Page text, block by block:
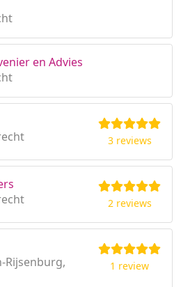
en Advies
3 reviews
2 reviews
Rijsenburg,
1 review